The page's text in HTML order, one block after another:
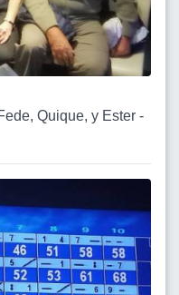
Quique, y Ester -